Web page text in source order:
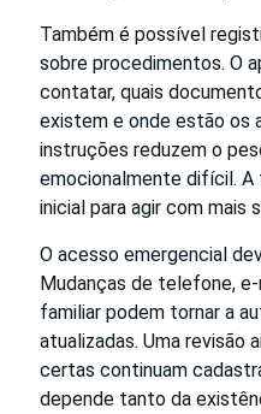
Também é possível
sobre procedimentos. O
contatar, quais
existem e onde estão os
instruções reduzem o
emocionalmente difícil. A
inicial para agir com mais
O acesso emergencial
Mudanças de telefone,
familiar podem tornar a
atualizadas. Uma revisão
certas continuam
depende tanto da